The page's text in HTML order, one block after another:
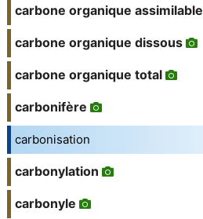
carbone organique assimilable
carbone organique dissous
carbone organique total
carbonifère
carbonisation
carbonylation
carbonyle